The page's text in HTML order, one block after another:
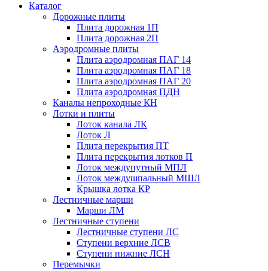
Каталог
Дорожные плиты
Плита дорожная 1П
Плита дорожная 2П
Аэродромные плиты
Плита аэродромная ПАГ 14
Плита аэродромная ПАГ 18
Плита аэродромная ПАГ 20
Плита аэродромная ПДН
Каналы непроходные КН
Лотки и плиты
Лоток канала ЛК
Лоток Л
Плита перекрытия ПТ
Плита перекрытия лотков П
Лоток междупутный МПЛ
Лоток междушпальный МШЛ
Крышка лотка КР
Лестничные марши
Марши ЛМ
Лестничные ступени
Лестничные ступени ЛС
Ступени верхние ЛСВ
Ступени нижние ЛСН
Перемычки